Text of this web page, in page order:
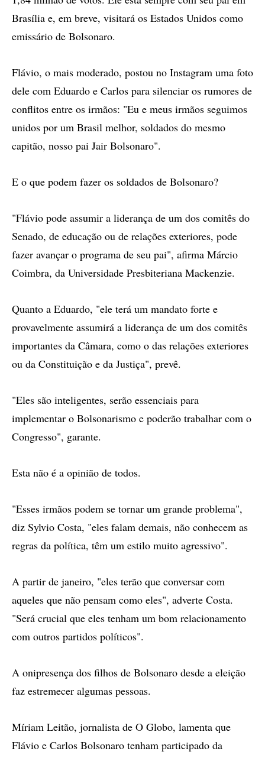
Brasília e, em breve, visitará os Estados Unidos como
emissário de Bolsonaro.
Flávio, o mais moderado, postou no Instagram uma foto
dele com Eduardo e Carlos para silenciar os rumores de
conflitos entre os irmãos: "Eu e meus irmãos seguimos
unidos por um Brasil melhor, soldados do mesmo
capitão, nosso pai Jair Bolsonaro".
E o que podem fazer os soldados de Bolsonaro?
"Flávio pode assumir a liderança de um dos comitês do
Senado, de educação ou de relações exteriores, pode
fazer avançar o programa de seu pai", afirma Márcio
Coimbra, da Universidade Presbiteriana Mackenzie.
Quanto a Eduardo, "ele terá um mandato forte e
provavelmente assumirá a liderança de um dos comitês
importantes da Câmara, como o das relações exteriores
ou da Constituição e da Justiça", prevê.
"Eles são inteligentes, serão essenciais para
implementar o Bolsonarismo e poderão trabalhar com o
Congresso", garante.
Esta não é a opinião de todos.
"Esses irmãos podem se tornar um grande problema",
diz Sylvio Costa, "eles falam demais, não conhecem as
regras da política, têm um estilo muito agressivo".
A partir de janeiro, "eles terão que conversar com
aqueles que não pensam como eles", adverte Costa.
"Será crucial que eles tenham um bom relacionamento
com outros partidos políticos".
A onipresença dos filhos de Bolsonaro desde a eleição
faz estremecer algumas pessoas.
Míriam Leitão, jornalista de O Globo, lamenta que
Flávio e Carlos Bolsonaro tenham participado da